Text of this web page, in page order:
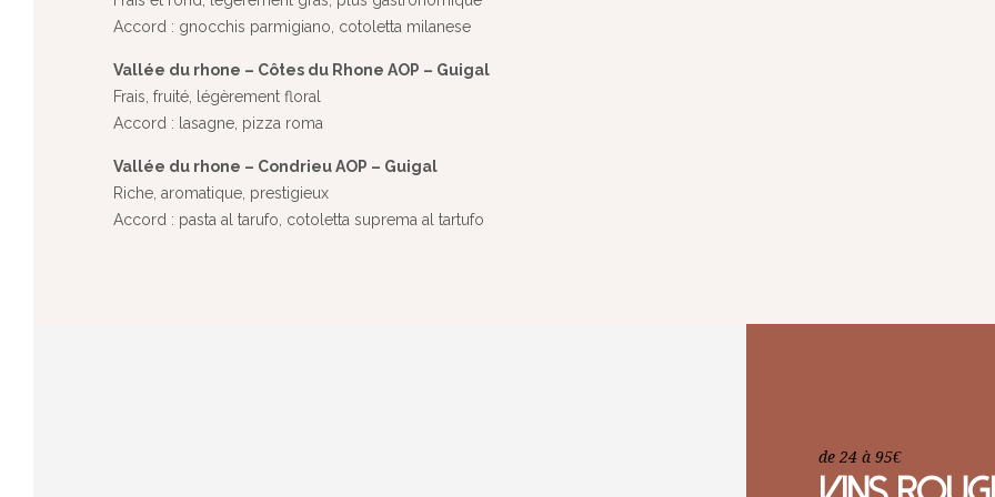
Accord : gnocchis parmigiano, cotoletta milanese
Vallée du rhone – Côtes du Rhone AOP – Guigal
Frais, fruité, légèrement floral
Accord : lasagne, pizza roma
Vallée du rhone – Condrieu AOP – Guigal
Riche, aromatique, prestigieux
Accord : pasta al tarufo, cotoletta suprema al tartufo
de 24 à 95€